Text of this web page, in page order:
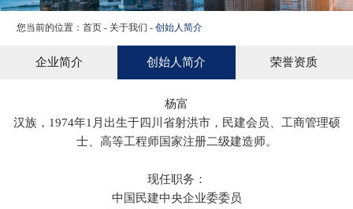
应用领域
新闻资讯
您当前的位置：首页- 关于我们 -创始人简介
企业简介 创始人简介 荣誉资质
杨富
汉族，1974年1月出生于四川省射洪市，民建会员、工商管理硕
士、高等工程师国家注册二级建造师。
现任职务：
中国民建中央企业委委员